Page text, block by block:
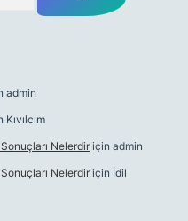
admin
Kıvılcım
Nelerdir için admin
Nelerdir için İdil